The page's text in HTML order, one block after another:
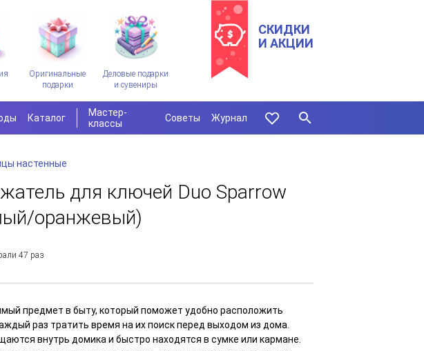
Оригинальные
подарки
Деловые подарки
и сувениры
СКИДКИ
И АКЦИИ
Каталог
Мастер-
классы
Советы Журнал
настенные
для ключей Duo Sparrow
оранжевый)
47 раз
предмет в быту, который поможет удобно расположить
раз тратить время на их поиск перед выходом из дома.
внутрь домика и быстро находятся в сумке или кармане.